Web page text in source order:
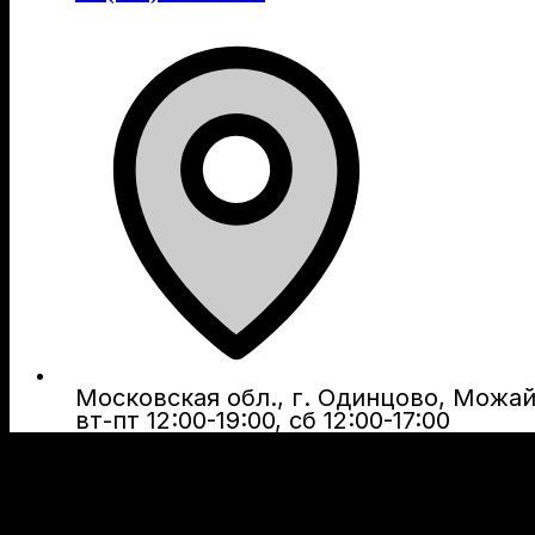
Московская обл., г. Одинцово,
вт-пт 12:00-19:00, сб 12:00-17:00